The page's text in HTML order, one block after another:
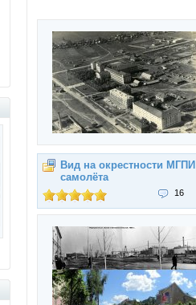
Вид на окрестности
самолёта
16